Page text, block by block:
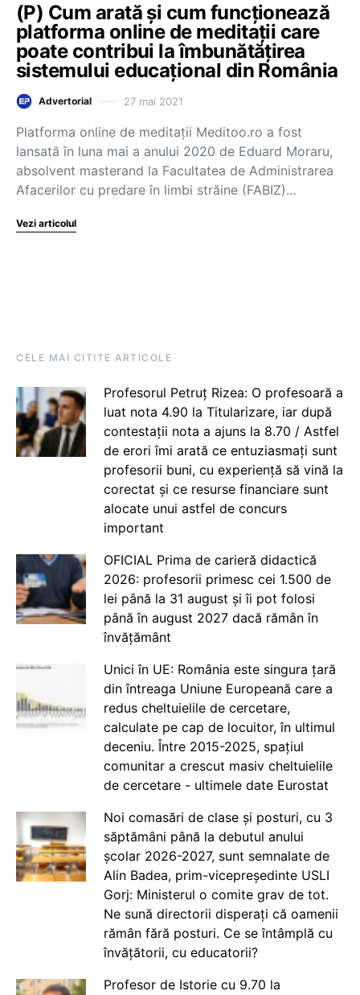
(P) Cum arată și cum funcționează
platforma online de meditații care
poate contribui la îmbunătățirea
sistemului educațional din România
Advertorial 27 mai 2021
Platforma online de meditații Meditoo.ro a fost
lansată în luna mai a anului 2020 de Eduard Moraru,
absolvent masterand la Facultatea de Administrarea
Afacerilor cu predare în limbi străine (FABIZ)…
Vezi articolul
CELE MAI CITITE ARTICOLE
Profesorul Petruț Rizea: O profesoară a
luat nota 4.90 la Titularizare, iar după
contestații nota a ajuns la 8.70 / Astfel
de erori îmi arată ce entuziasmați sunt
profesorii buni, cu experiență să vină la
corectat și ce resurse financiare sunt
alocate unui astfel de concurs
important
OFICIAL Prima de carieră didactică
2026: profesorii primesc cei 1.500 de
lei până la 31 august și îi pot folosi
până în august 2027 dacă rămân în
învățământ
Unici în UE: România este singura țară
din întreaga Uniune Europeană care a
redus cheltuielile de cercetare,
calculate pe cap de locuitor, în ultimul
deceniu. Între 2015-2025, spațiul
comunitar a crescut masiv cheltuielile
de cercetare - ultimele date Eurostat
Noi comasări de clase și posturi, cu 3
săptămâni până la debutul anului
școlar 2026-2027, sunt semnalate de
Alin Badea, prim-vicepreședinte USLI
Gorj: Ministerul o comite grav de tot.
Ne sună directorii disperați că oamenii
rămân fără posturi. Ce se întâmplă cu
învățătorii, cu educatorii?
Profesor de Istorie cu 9.70 la